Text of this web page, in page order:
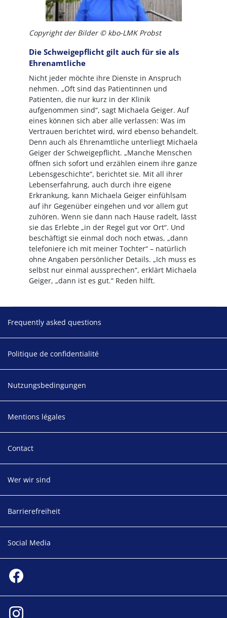
Copyright der Bilder © kbo-LMK Probst
Die Schweigepflicht gilt auch für sie als
Ehrenamtliche
Nicht jeder möchte ihre Dienste in Anspruch
nehmen. „Oft sind das Patientinnen und
Patienten, die nur kurz in der Klinik
aufgenommen sind“, sagt Michaela Geiger. Auf
eines können sich aber alle verlassen: Was im
Vertrauen berichtet wird, wird ebenso behandelt.
Denn auch als Ehrenamtliche unterliegt Michaela
Geiger der Schweigepflicht. „Manche Menschen
öffnen sich sofort und erzählen einem ihre ganze
Lebensgeschichte“, berichtet sie. Mit all ihrer
Lebenserfahrung, auch durch ihre eigene
Erkrankung, kann Michaela Geiger einfühlsam
auf ihr Gegenüber eingehen und vor allem gut
zuhören. Wenn sie dann nach Hause radelt, lässt
sie das Erlebte „in der Regel gut vor Ort“. Und
beschäftigt sie einmal doch noch etwas, „dann
telefoniere ich mit meiner Tochter“ – natürlich
ohne Angaben persönlicher Details. „Ich muss es
selbst nur einmal aussprechen“, erklärt Michaela
Geiger, „dann ist es gut.“ Reden hilft.
Frequently asked questions
Politique de confidentialité
Nutzungsbedingungen
Mentions légales
Contact
Wer wir sind
Barrierefreiheit
Social Media
Facebook
Instagram